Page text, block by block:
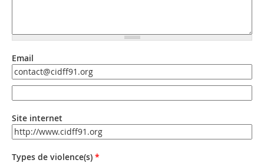
Email
Email
Site internet
URL
Types de violence(s) *